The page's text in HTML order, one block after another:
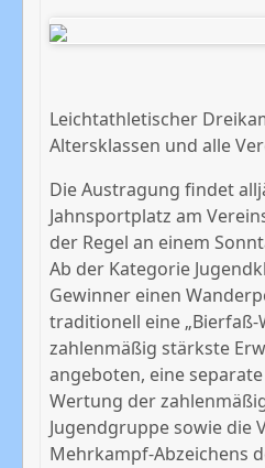
Leichtathletischer
Altersklassen und alle
Die Austragung findet
Jahnsportplatz am
der Regel an einem
Ab der Kategorie
Gewinner einen
traditionell eine
zahlenmäßig stärkste
angeboten, eine
Wertung der
Jugendgruppe sowie die
Mehrkampf-Abzeichens